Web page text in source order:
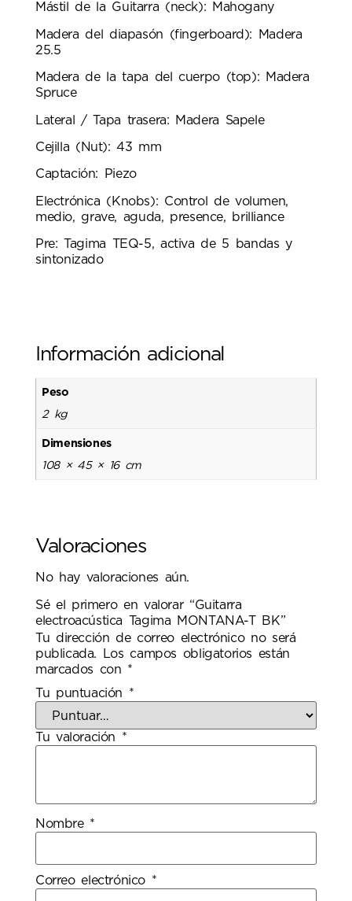
Mástil de la Guitarra (neck): Mahogany
Madera del diapasón (fingerboard): Madera
25.5
Madera de la tapa del cuerpo (top): Madera
Spruce
Lateral / Tapa trasera: Madera Sapele
Cejilla (Nut): 43 mm
Captación: Piezo
Electrónica (Knobs): Control de volumen,
medio, grave, aguda, presence, brilliance
Pre: Tagima TEQ-5, activa de 5 bandas y
sintonizado
Información adicional
Peso
2 kg
Dimensiones
108 × 45 × 16 cm
Valoraciones
No hay valoraciones aún.
Sé el primero en valorar “Guitarra
electroacústica Tagima MONTANA-T BK”
Tu dirección de correo electrónico no será
publicada.
Los campos obligatorios están
marcados con *
Tu puntuación *
Tu valoración *
Nombre *
Correo electrónico *